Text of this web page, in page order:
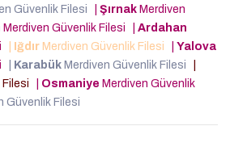
Güvenlik Filesi Şırnak Merdiven
Merdiven Güvenlik Filesi
Ardahan
Iğdır Merdiven Güvenlik Filesi
Yalova
Karabük Merdiven Güvenlik Filesi
Filesi Osmaniye Merdiven Güvenlik
Güvenlik Filesi